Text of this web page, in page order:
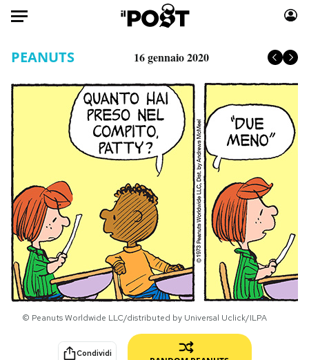
HOME
Mondo
Internet
Scienza
Cultura
Economia
Sport
Moda
Libri
Consumismi
Storie/Idee
Ok Boomer!
Media
Europa
Altrecose
Mondiali calcio 2026
PEANUTS 16 gennaio 2020
© Peanuts Worldwide LLC/distributed by Universal Uclick/ILPA
Condividi